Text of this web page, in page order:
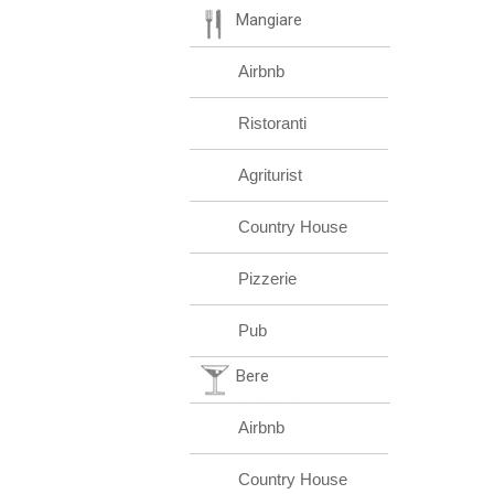
Mangiare
Airbnb
Ristoranti
Agriturist
Country House
Pizzerie
Pub
Bere
Airbnb
Country House